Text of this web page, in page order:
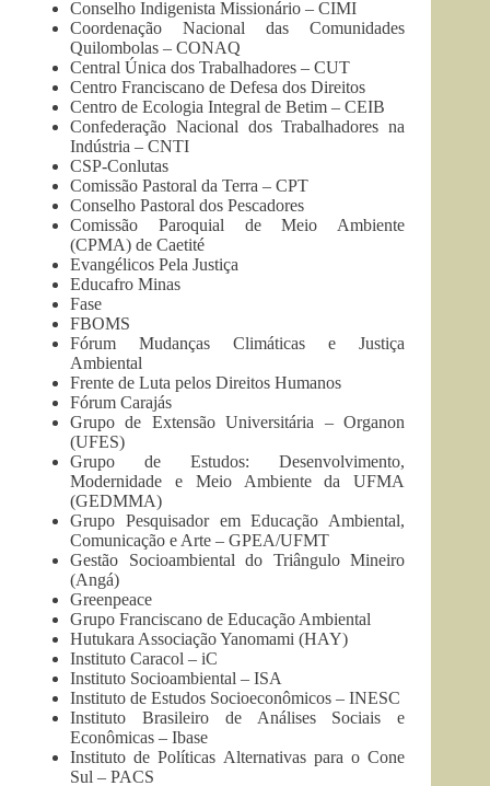
Conselho Indigenista Missionário – CIMI
Coordenação Nacional das Comunidades
Quilombolas – CONAQ
Central Única dos Trabalhadores – CUT
Centro Franciscano de Defesa dos Direitos
Centro de Ecologia Integral de Betim – CEIB
Confederação Nacional dos Trabalhadores na
Indústria – CNTI
CSP-Conlutas
Comissão Pastoral da Terra – CPT
Conselho Pastoral dos Pescadores
Comissão Paroquial de Meio Ambiente
(CPMA) de Caetité
Evangélicos Pela Justiça
Educafro Minas
Fase
FBOMS
Fórum Mudanças Climáticas e Justiça
Ambiental
Frente de Luta pelos Direitos Humanos
Fórum Carajás
Grupo de Extensão Universitária – Organon
(UFES)
Grupo de Estudos: Desenvolvimento,
Modernidade e Meio Ambiente da UFMA
(GEDMMA)
Grupo Pesquisador em Educação Ambiental,
Comunicação e Arte – GPEA/UFMT
Gestão Socioambiental do Triângulo Mineiro
(Angá)
Greenpeace
Grupo Franciscano de Educação Ambiental
Hutukara Associação Yanomami (HAY)
Instituto Caracol – iC
Instituto Socioambiental – ISA
Instituto de Estudos Socioeconômicos – INESC
Instituto Brasileiro de Análises Sociais e
Econômicas – Ibase
Instituto de Políticas Alternativas para o Cone
Sul – PACS